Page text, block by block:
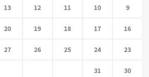
9
10
11
12
13
16
17
18
19
20
23
24
25
26
27
30
31